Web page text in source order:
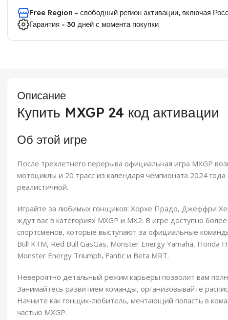
Free Region - свободный регион активации, включая
Гарантия - 30 дней с момента покупки
Описание
Купить MXGP 24 код активации
Об этой игре
После трехлетнего перерыва официальная игра MXGP
мотоциклы и 20 трасс из календаря чемпионата 2024
реалистичной.
Играйте за любимых гонщиков: Хорхе Прадо, Джеффри
ждут вас в категориях MXGP и MX2. В игре доступно
спортсменов, которые выступают за официальные
Bull KTM, Red Bull GasGas, Monster Energy Yamaha, Honda
Monster Energy Triumph, Fantic и Beta MRT.
Невероятно детальный режим карьеры позволит вам
Занимайтесь развитием команды, организовывайте
Начните как гонщик-любитель, мечтающий попасть в
частью MXGP.